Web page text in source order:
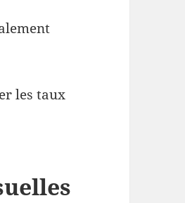
les taux